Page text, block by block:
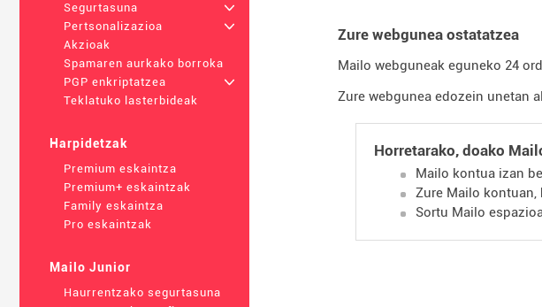
Segurtasuna
+
Pertsonalizazioa
+
Akzioak
Spamaren aurkako borroka
PGP enkriptatzea
+
Teklatuko lasterbideak
Harpidetzak
Premium eskaintza
Premium+ eskaintzak
Family eskaintza
Pro eskaintzak
Mailo Junior
Haurrentzako segurtasuna
Zure webgunea ostatatzea
Mailo webguneak eguneko 24
Zure webgunea edozein unetan
Horretarako, doako
Mailo kontua izan
Zure Mailo kontuan,
Sortu Mailo